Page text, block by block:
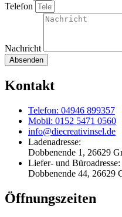
Telefon
Nachricht
Absenden
Kontakt
Telefon: 04946 899357
Mobil: 0152 5471 0560
info@diecreativinsel.de
Ladenadresse:
Dobbenende 1, 26629
Liefer- und Büroadresse:
Dobbenende 44, 26629
Öffnungszeiten